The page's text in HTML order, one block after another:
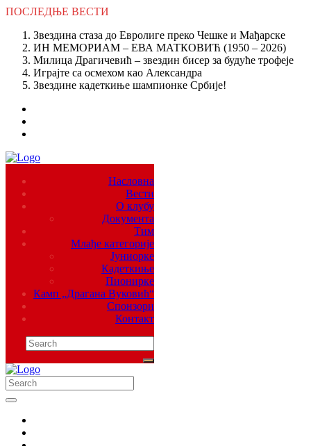
ПОСЛЕДЊЕ ВЕСТИ
Звездина стаза до Евролиге преко Чешке и Мађарске
ИН МЕМОРИАМ – ЕВА МАТКОВИЋ (1950 – 2026)
Милица Драгичевић – звездин бисер за будуће трофеје
Играјте са осмехом као Александра
Звездине кадеткиње шампионке Србије!
Насловна
Вести
О клубу
Документа
Тим
Млађе категорије
Јуниорке
Кадеткиње
Пионирке
Камп „Драгана Вуковић“
Спонзори
Контакт